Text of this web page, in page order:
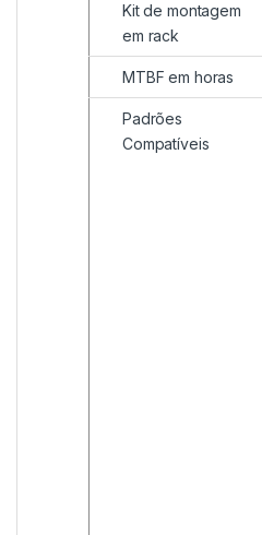
Kit de montagem
em rack
MTBF em horas
Padrões
Compatíveis